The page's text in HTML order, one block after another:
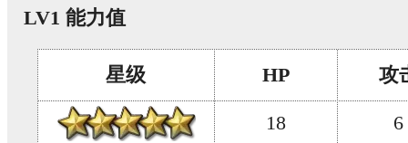
LV1 能力值
星级 HP 攻
18
6